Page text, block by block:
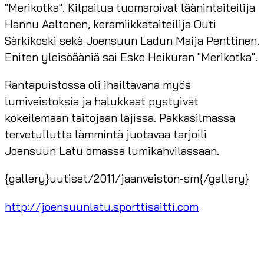
"Merikotka". Kilpailua tuomaroivat läänintaiteilija
Hannu Aaltonen, keramiikkataiteilija Outi
Särkikoski sekä Joensuun Ladun Maija Penttinen.
Eniten yleisöääniä sai Esko Heikuran "Merikotka".
Rantapuistossa oli ihailtavana myös
lumiveistoksia ja halukkaat pystyivät
kokeilemaan taitojaan lajissa. Pakkasilmassa
tervetullutta lämmintä juotavaa tarjoili
Joensuun Latu omassa lumikahvilassaan.
{gallery}uutiset/2011/jaanveiston-sm{/gallery}
http://joensuunlatu.sporttisaitti.com